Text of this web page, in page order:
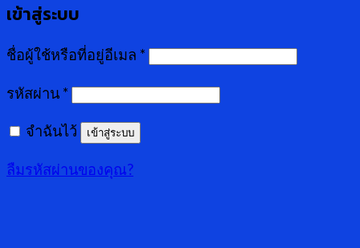
เข้าสู่ระบบ
ชื่อผู้ใช้หรือที่อยู่อีเมล *
รหัสผ่าน *
จำฉันไว้ เข้าสู่ระบบ
ลืมรหัสผ่านของคุณ?